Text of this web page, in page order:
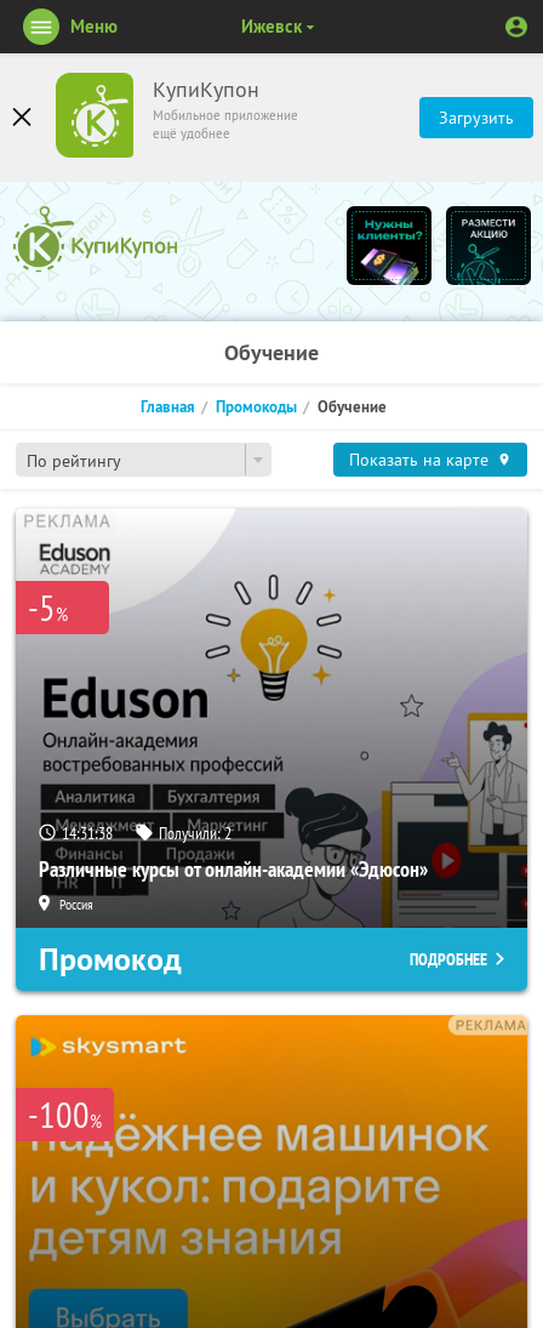
КупиКупон
Мобильное приложение
ещё удобнее
Загрузить
Меню Ижевск
Обучение
По рейтингу
Главная Промокоды Обучение
Показать на карте
-5%
14:31:37 Получили:2
Различные курсы от онлайн-академии «Эдюсон»
Россия
Промокод ПОДРОБНЕЕ
-100%